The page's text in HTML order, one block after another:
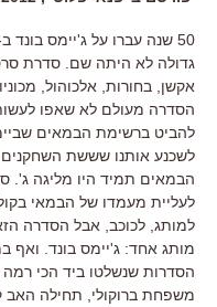
אקשן, בחורות, אלכוהול,
הסדרה מעולם לא שאפו
להביט ברשימת הבמאים
לשכנע אותנו שששת השחקנים
הבמאים תמיד היו מליגה ג'.
לעליית מעמדו של הבמאי
למותג, לכוכב, אבל הסדרה
מותג אחד: ג'יימס בונד. ואף
הסדרות שנשלטו ביד הכי רמה
משפחת ברוקולי, תחילה האב